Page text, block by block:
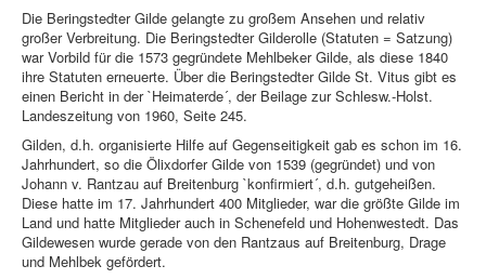
Die Beringstedter Gilde gelangte zu großem Ansehen und relativ
großer Verbreitung. Die Beringstedter Gilderolle (Statuten = Satzung)
war Vorbild für die 1573 gegründete Mehlbeker Gilde, als diese 1840
ihre Statuten erneuerte. Über die Beringstedter Gilde St. Vitus gibt es
einen Bericht in der `Heimaterde´, der Beilage zur Schlesw.-Holst.
Landeszeitung von 1960, Seite 245.
Gilden, d.h. organisierte Hilfe auf Gegenseitigkeit gab es schon im 16.
Jahrhundert, so die Ölixdorfer Gilde von 1539 (gegründet) und von
Johann v. Rantzau auf Breitenburg `konfirmiert´, d.h. gutgeheißen.
Diese hatte im 17. Jahrhundert 400 Mitglieder, war die größte Gilde im
Land und hatte Mitglieder auch in Schenefeld und Hohenwestedt. Das
Gildewesen wurde gerade von den Rantzaus auf Breitenburg, Drage
und Mehlbek gefördert.